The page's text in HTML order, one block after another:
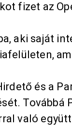
fizet az
aki saját
és a
Továbbá
való